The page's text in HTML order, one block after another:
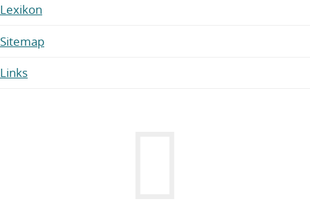
Lexikon
Sitemap
Links